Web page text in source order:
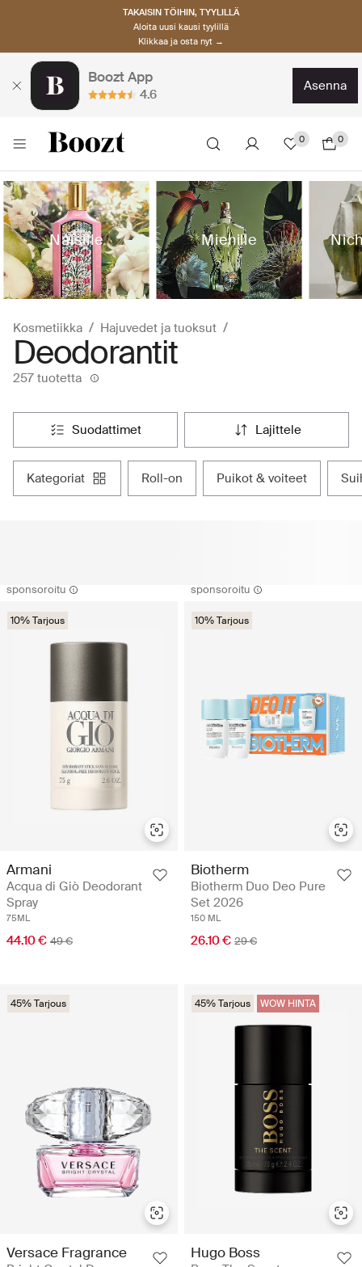
TAKAISIN TÖIHIN, TYYLILLÄ
Aloita uusi kausi tyylillä
Klikkaa ja osta nyt →
Boozt App
4.6
asenna
0 0
Naisille Miehille
Kosmetiikka Hajuvedet ja tuoksut
Deodorantit
257 tuotetta
suodattimet lajittele
kategoriat roll-on puikot & voiteet
sponsoroitu
10% Tarjous
Armani
Acqua di Giò Deodorant
Spray
75ML
44.10 € 49 €
sponsoroitu
10% Tarjous
Biotherm
Biotherm Duo Deo Pure
Set 2026
150 ML
26.10 € 29 €
45% Tarjous
Versace Fragrance
45% Tarjous WOW HINTA
Hugo Boss